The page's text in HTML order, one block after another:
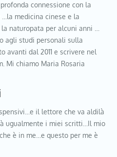
connessione con la
medicina cinese e la
naturopata per alcuni anni …
agli studi personali sulla
avanti dal 2011 e scrivere nel
Mi chiamo Maria Rosaria
il lettore che va aldilà
ugualmente i miei scritti…Il mio
è in me…e questo per me è